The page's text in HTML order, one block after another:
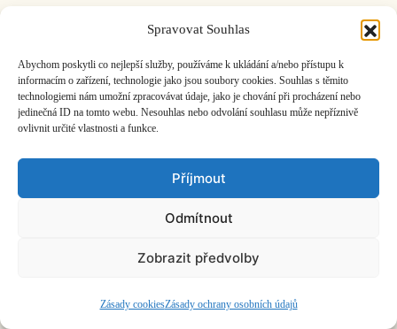
Spravovat Souhlas
Abychom poskytli co nejlepší služby, používáme k ukládání a/nebo přístupu k
informacím o zařízení, technologie jako jsou soubory cookies. Souhlas s těmito
technologiemi nám umožní zpracovávat údaje, jako je chování při procházení nebo
jedinečná ID na tomto webu. Nesouhlas nebo odvolání souhlasu může nepříznivě
ovlivnit určité vlastnosti a funkce.
Příjmout
Odmítnout
Zobrazit předvolby
Zásady cookiesZásady ochrany osobních údajů
ČASOPIS O JINÉ HUDBĚ | vydáváHudební informační středisko
založeno 2001 | Kontaktujte nás:info@hisvoice.cz
©2026 HISvoice – design a adminAtelier Dokument